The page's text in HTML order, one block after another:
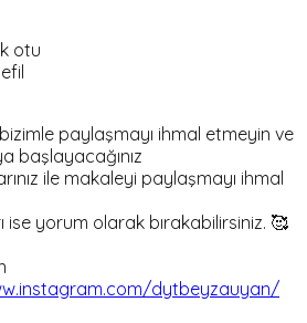
otu
bizimle paylaşmayı ihmal etmeyin ve
başlayacağınız
ile makaleyi paylaşmayı ihmal
ise yorum olarak bırakabilirsiniz. 🥰
dytbeyzauyan/